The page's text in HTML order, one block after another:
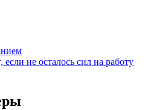
не осталось сил на работу